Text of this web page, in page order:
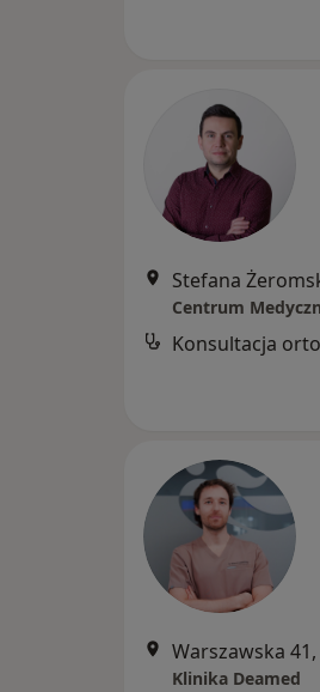
Stefana
Centrum
Konsultacja
Warszawska
Klinika Deamed